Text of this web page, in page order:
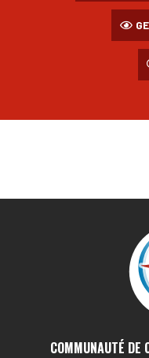
COMMUNAUTÉ DE